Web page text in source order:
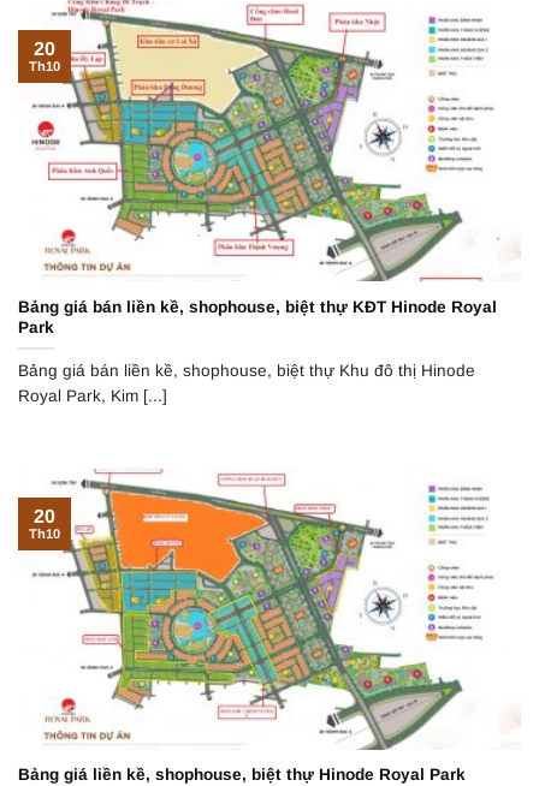
Bảng giá bán liền kề, shophouse, biệt thự KĐT Hinode Royal
Park
Bảng giá bán liền kề, shophouse, biệt thự Khu đô thị Hinode
Royal Park, Kim [...]
20
Th10
Bảng giá liền kề, shophouse, biệt thự Hinode Royal Park
20
Th10